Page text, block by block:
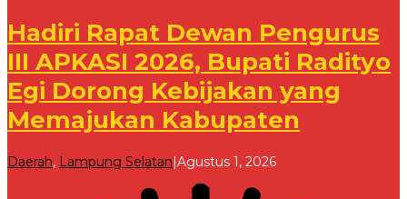
Hadiri Rapat Dewan Pengurus
III APKASI 2026, Bupati Radityo
Egi Dorong Kebijakan yang
Memajukan Kabupaten
Daerah, Lampung Selatan|Agustus 1, 2026oleh